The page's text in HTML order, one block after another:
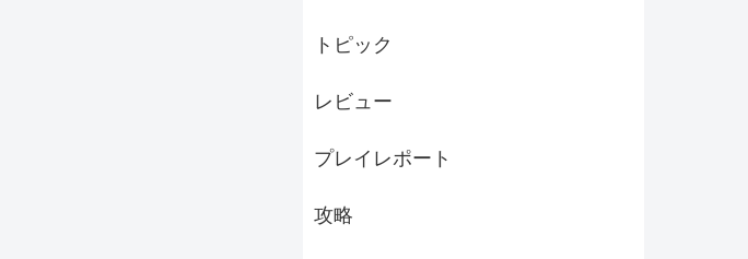
トピック
レビュー
プレイレポート
攻略